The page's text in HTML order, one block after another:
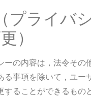
プライバ
）
ーの内容は，法令その
る事項を除いて，ユー
することができるもの